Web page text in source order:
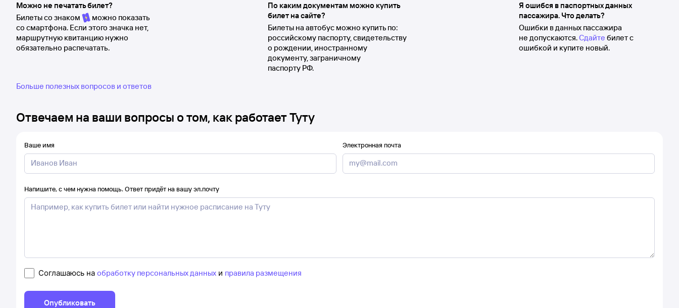
Можно не печатать билет?
Билеты со знаком
можно показать
со смартфона. Если этого значка нет,
маршрутную квитанцию нужно
обязательно распечатать.
По каким документам можно купить
билет на сайте?
Билеты на автобус можно купить по:
российскому паспорту, свидетельству
о рождении, иностранному
документу, заграничному
паспорту РФ.
Я ошибся в паспортных данных
пассажира. Что делать?
Ошибки в данных пассажира
не допускаются.Сдайте билет с
ошибкой и купите новый.
Больше полезных вопросов и ответов
Отвечаем на ваши вопросы о том, как работает Туту
Ваше имя Электронная почта
Напишите, с чем нужна помощь. Ответ придёт на вашу эл.почту
Соглашаюсь на обработку персональных данных и правила размещения
Опубликовать